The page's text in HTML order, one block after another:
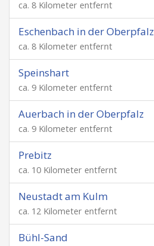
ca. 8 Kilometer entfernt
Eschenbach in der Oberpfalz
ca. 8 Kilometer entfernt
Speinshart
ca. 9 Kilometer entfernt
Auerbach in der Oberpfalz
ca. 9 Kilometer entfernt
Prebitz
ca. 10 Kilometer entfernt
Neustadt am Kulm
ca. 12 Kilometer entfernt
Bühl-Sand